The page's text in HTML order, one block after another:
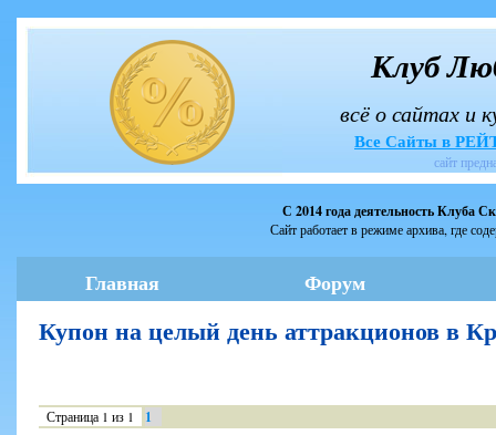
Клуб
всё о сайтах и
Все Сайты в
сайт
С 2014 года деятельность Клуба
Сайт работает в режиме архива, где
Главная Форум
Купон на целый день аттракционов в
Страница 1 из 1
1